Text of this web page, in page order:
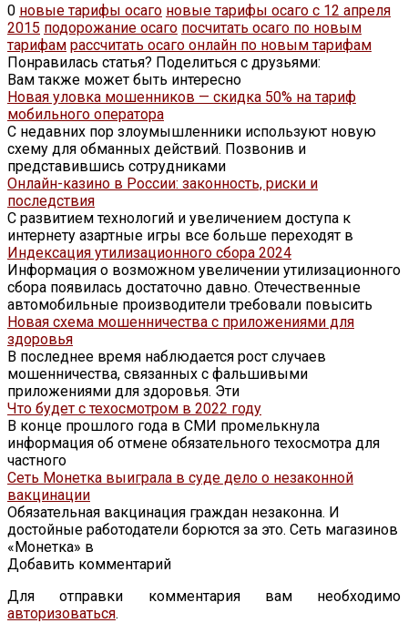
0 новые тарифы осаго новые тарифы осаго с 12 апреля
2015 подорожание осаго посчитать осаго по новым
тарифам рассчитать осаго онлайн по новым тарифам
Понравилась статья? Поделиться с друзьями:
Вам также может быть интересно
Новая уловка мошенников — скидка 50% на тариф
мобильного оператора
С недавних пор злоумышленники используют новую
схему для обманных действий. Позвонив и
представившись сотрудниками
Онлайн-казино в России: законность, риски и
последствия
С развитием технологий и увеличением доступа к
интернету азартные игры все больше переходят в
Индексация утилизационного сбора 2024
Информация о возможном увеличении утилизационного
сбора появилась достаточно давно. Отечественные
автомобильные производители требовали повысить
Новая схема мошенничества с приложениями для
здоровья
В последнее время наблюдается рост случаев
мошенничества, связанных с фальшивыми
приложениями для здоровья. Эти
Что будет с техосмотром в 2022 году
В конце прошлого года в СМИ промелькнула
информация об отмене обязательного техосмотра для
частного
Сеть Монетка выиграла в суде дело о незаконной
вакцинации
Обязательная вакцинация граждан незаконна. И
достойные работодатели борются за это. Сеть магазинов
«Монетка» в
Добавить комментарий
Для отправки комментария вам необходимо
авторизоваться.